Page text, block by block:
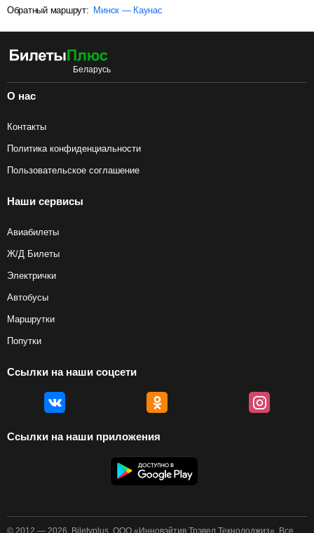
Обратный маршрут: Минск — Каунас
О нас
Контакты
Политика конфиденциальности
Пользовательское соглашение
Наши сервисы
Авиабилеты
Ж/Д Билеты
Электрички
Автобусы
Маршрутки
Попутки
Ссылки на наши соцсети
Ссылки на наши приложения
© 2012 — 2026, Biletyplus, ООО «Инновэйтив Трэвел Текнолоджиз». Все